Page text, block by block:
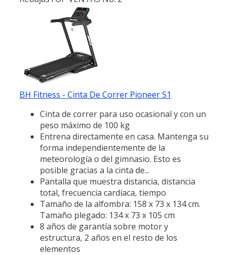
BH Fitness - Cinta De Correr Pioneer S1
Cinta de correr para uso ocasional y con un
peso máximo de 100 kg
Entrena directamente en casa. Mantenga su
forma independientemente de la
meteorología o del gimnasio. Esto es
posible gracias a la cinta de...
Pantalla que muestra distancia, distancia
total, frecuencia cardíaca, tiempo
Tamaño de la alfombra: 158 x 73 x 134 cm.
Tamaño plegado: 134 x 73 x 105 cm
8 años de garantía sobre motor y
estructura, 2 años en el resto de los
elementos